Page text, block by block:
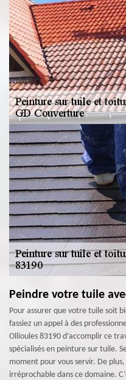
Peindre votre tuile
Pour assurer que votre tuile soit
fassiez un appel à des
Ollioules 83190 d’accomplir ce
spécialisés en peinture sur tuile.
moment pour vous servir. De
irréprochable dans ce domaine.